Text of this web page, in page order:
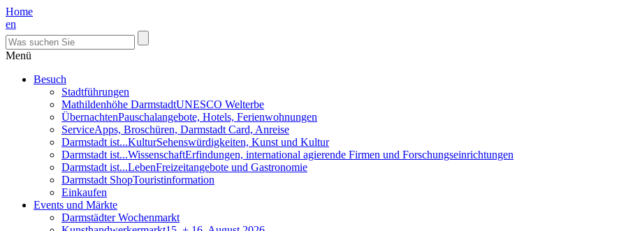
Home
en
Menü
Besuch
Stadtführungen
Mathildenhöhe DarmstadtUNESCO Welterbe
ÜbernachtenPauschalangebote, Hotels, Ferienwohnungen
ServiceApps, Broschüren, Darmstadt Card, Anreise
Darmstadt ist...KulturSehenswürdigkeiten, Kunst und Kultur
Darmstadt ist...WissenschaftErfindungen, international agierende Firmen und Forschungseinrichtungen
Darmstadt ist...LebenFreizeitangebote und Gastronomie
Darmstadt ShopTouristinformation
Einkaufen
Events und Märkte
Darmstädter Wochenmarkt